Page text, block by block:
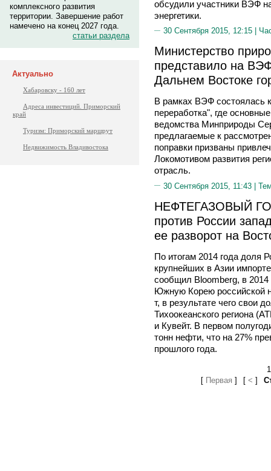
комплексного развития
территории. Завершение работ
намечено на конец 2027 года.
статьи раздела
Актуально
Хабаровску - 160 лет
Адреса инвестиций. Приморский
край
Туризм: Приморский маршрут
Недвижимость Владивостока
обсудили участники ВЭФ
энергетики.
30 Сентября 2015, 12:15 |
Министерство
представило на
Дальнем Востоке
В рамках ВЭФ состоялась
переработка", где
ведомства Минприроды
предлагаемые к
поправки призваны
Локомотивом развития
отрасль.
30 Сентября 2015, 11:43 |
НЕФТЕГАЗОВЫЙ
против России
ее разворот на
По итогам 2014 года доля
крупнейших в Азии
сообщил Bloomberg, в 2014
Южную Корею российской
т, в результате чего свои
Тихоокеанского региона
и Кувейт. В первом
тонн нефти, что на 27%
прошлого года.
1
[Первая ] [< ]